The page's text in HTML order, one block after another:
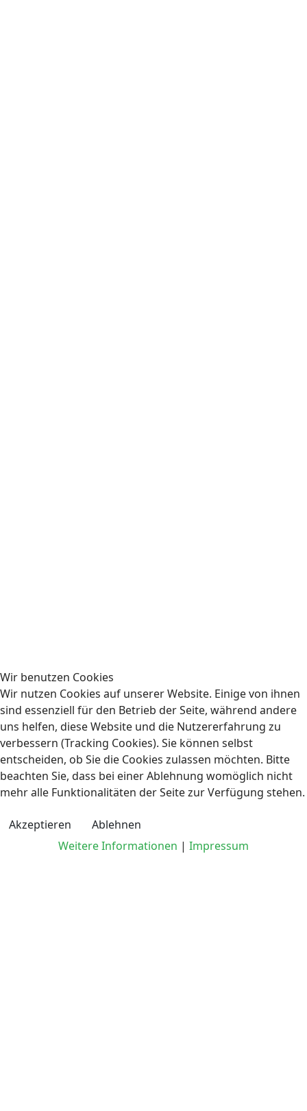
Wir benutzen Cookies
Wir nutzen Cookies auf unserer Website. Einige von ihnen
sind essenziell für den Betrieb der Seite, während andere
uns helfen, diese Website und die Nutzererfahrung zu
verbessern (Tracking Cookies). Sie können selbst
entscheiden, ob Sie die Cookies zulassen möchten. Bitte
beachten Sie, dass bei einer Ablehnung womöglich nicht
mehr alle Funktionalitäten der Seite zur Verfügung stehen.
Akzeptieren
Ablehnen
Weitere Informationen | Impressum